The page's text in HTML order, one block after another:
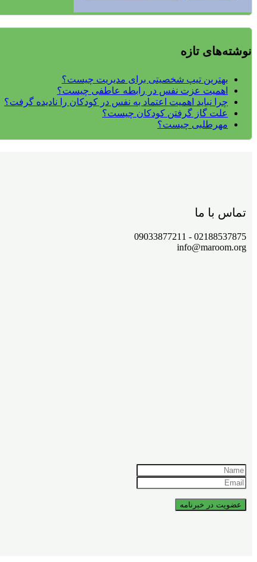
نوشته‌های تازه
بهترین تیپ شخصیتی برای مدیریت چیست؟
اهمیت عزت نفس در رابطه عاطفی چیست؟
چرا نباید اهمیت اعتماد به نفس در کودکان را نادیده گرفت؟
علت گاز گرفتن کودکان چیست؟
مهرطلبی چیست؟
تماس با ما
02188537875 - 09033877211
info@maroom.org